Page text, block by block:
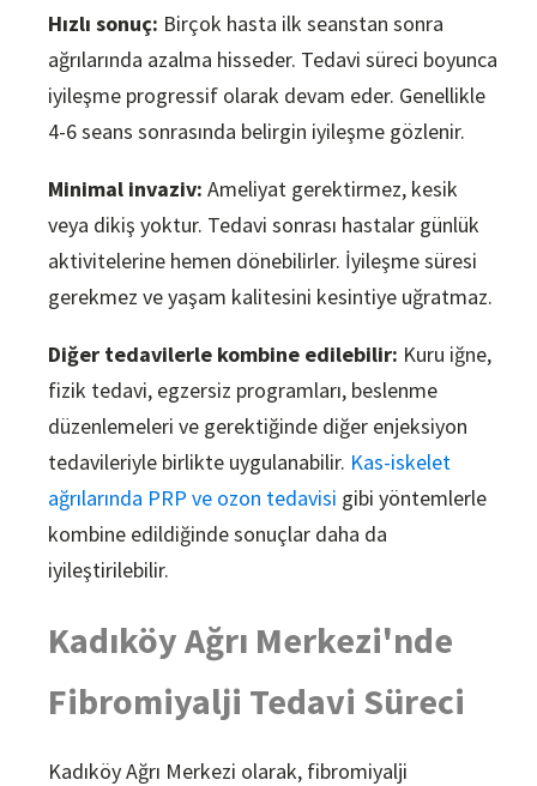
Hızlı sonuç: Birçok hasta ilk seanstan sonra
ağrılarında azalma hisseder. Tedavi süreci boyunca
iyileşme progressif olarak devam eder. Genellikle
4-6 seans sonrasında belirgin iyileşme gözlenir.
Minimal invaziv: Ameliyat gerektirmez, kesik
veya dikiş yoktur. Tedavi sonrası hastalar günlük
aktivitelerine hemen dönebilirler. İyileşme süresi
gerekmez ve yaşam kalitesini kesintiye uğratmaz.
Diğer tedavilerle kombine edilebilir: Kuru iğne,
fizik tedavi, egzersiz programları, beslenme
düzenlemeleri ve gerektiğinde diğer enjeksiyon
tedavileriyle birlikte uygulanabilir. Kas-iskelet
ağrılarında PRP ve ozon tedavisi gibi yöntemlerle
kombine edildiğinde sonuçlar daha da
iyileştirilebilir.
Kadıköy Ağrı Merkezi'nde
Fibromiyalji Tedavi Süreci
Kadıköy Ağrı Merkezi olarak, fibromiyalji